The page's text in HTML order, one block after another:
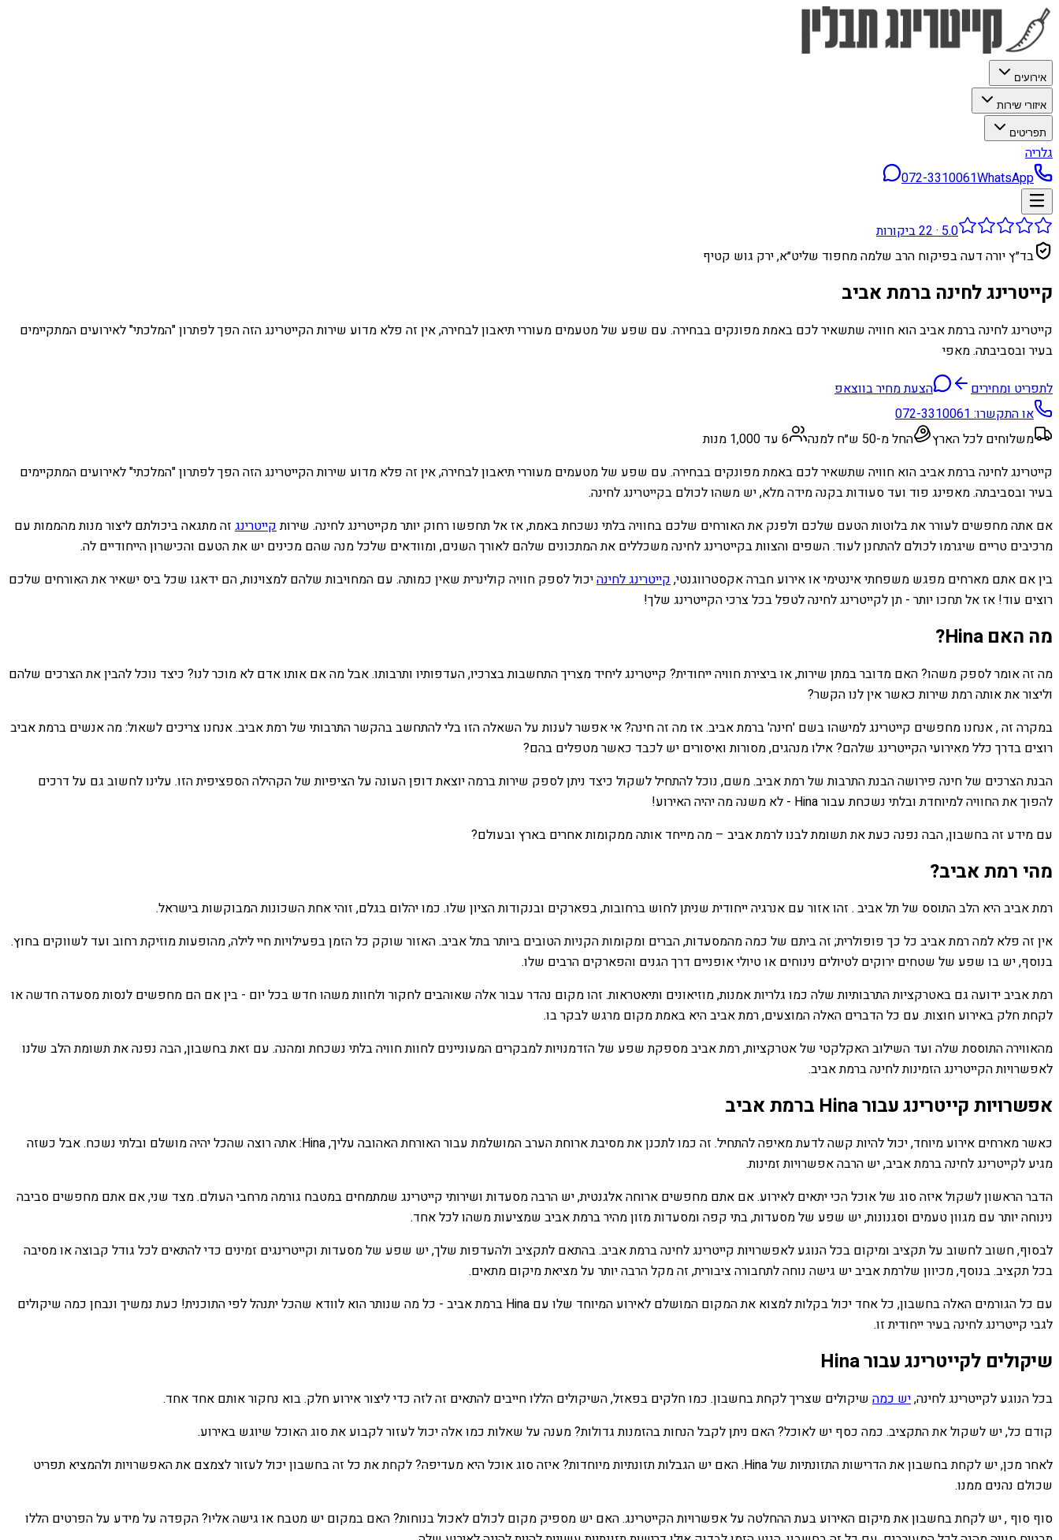
אירועים
איזורי שירות
תפריטים
גלריה
072-3310061WhatsApp
5.0
·
22ביקורות
בד״ץ יורה דעה בפיקוח הרב שלמה מחפוד שליט״א, ירק גוש קטיף
קייטרינג לחינה ברמת אביב
קייטרינג לחינה ברמת אביב הוא חוויה שתשאיר לכם באמת מפונקים בבחירה. עם שפע של מטעמים מעוררי תיאבון לבחירה, אין זה פלא מדוע שירות הקייטרינג הזה הפך לפתרון "המלכתי" לאירועים המתקיימים
בעיר ובסביבתה. מאפי
לתפריט ומחירים
הצעת מחיר בווצאפ
או התקשרו:072-3310061
משלוחים לכל הארץ
החל מ-50 ש״ח למנה
6 עד 1,000 מנות
קייטרינג לחינה ברמת אביב הוא חוויה שתשאיר לכם באמת מפונקים בבחירה. עם שפע של מטעמים מעוררי תיאבון לבחירה, אין זה פלא מדוע שירות הקייטרינג הזה הפך לפתרון "המלכתי" לאירועים המתקיימים
בעיר ובסביבתה. מאפינג פוד ועד סעודות בקנה מידה מלא, יש משהו לכולם בקייטרינג לחינה.
אם אתה מחפשים לעורר את בלוטות הטעם שלכם ולפנק את האורחים שלכם בחוויה בלתי נשכחת באמת, אז אל תחפשו רחוק יותר מקייטרינג לחינה. שירותקייטרינג זה מתגאה ביכולתם ליצור מנות מהממות עם
מרכיבים טריים שיגרמו לכולם להתחנן לעוד. השפים והצוות בקייטרינג לחינה משכללים את המתכונים שלהם לאורך השנים, ומוודאים שלכל מנה שהם מכינים יש את הטעם והכישרון הייחודיים לה.
בין אם אתם מארחים מפגש משפחתי אינטימי או אירוע חברה אקסטרווגנטי,קייטרינג לחינהיכול לספק חוויה קולינרית שאין כמותה. עם המחויבות שלהם למצוינות, הם ידאגו שכל ביס ישאיר את האורחים שלכם
רוצים עוד! אז אל תחכו יותר - תן לקייטרינג לחינה לטפל בכל צרכי הקייטרינג שלך!
מה האם Hina?
מה זה אומר לספק משהו? האם מדובר במתן שירות, או ביצירת חוויה ייחודית? קייטרינג ליחיד מצריך התחשבות בצרכיו, העדפותיו ותרבותו. אבל מה אם אותו אדם לא מוכר לנו? כיצד נוכל להבין את הצרכים שלהם
וליצור את אותה רמת שירות כאשר אין לנו הקשר?
במקרה זה , אנחנו מחפשים קייטרינג למישהו בשם 'חינה' ברמת אביב. אז מה זה חינה? אי אפשר לענות על השאלה הזו בלי להתחשב בהקשר התרבותי של רמת אביב. אנחנו צריכים לשאול: מה אנשים ברמת אביב
רוצים בדרך כלל מאירועי הקייטרינג שלהם? אילו מנהגים, מסורות ואיסורים יש לכבד כאשר מטפלים בהם?
הבנת הצרכים של חינה פירושה הבנת התרבות של רמת אביב. משם, נוכל להתחיל לשקול כיצד ניתן לספק שירות ברמה יוצאת דופן העונה על הציפיות של הקהילה הספציפית הזו. עלינו לחשוב גם על דרכים
להפוך את החוויה למיוחדת ובלתי נשכחת עבור Hina - לא משנה מה יהיה האירוע!
עם מידע זה בחשבון, הבה נפנה כעת את תשומת לבנו לרמת אביב – מה מייחד אותה ממקומות אחרים בארץ ובעולם?
מהי רמת אביב?
רמת אביב היא הלב התוסס של תל אביב . זהו אזור עם אנרגיה ייחודית שניתן לחוש ברחובות, בפארקים ובנקודות הציון שלו. כמו יהלום בגלם, זוהי אחת השכונות המבוקשות בישראל.
אין זה פלא למה רמת אביב כל כך פופולרית; זה ביתם של כמה מהמסעדות, הברים ומקומות הקניות הטובים ביותר בתל אביב. האזור שוקק כל הזמן בפעילויות חיי לילה, מהופעות מוזיקת רחוב ועד לשווקים בחוץ.
בנוסף, יש בו שפע של שטחים ירוקים לטיולים נינוחים או טיולי אופניים דרך הגנים והפארקים הרבים שלו.
רמת אביב ידועה גם באטרקציות התרבותיות שלה כמו גלריות אמנות, מוזיאונים ותיאטראות. זהו מקום נהדר עבור אלה שאוהבים לחקור ולחוות משהו חדש בכל יום - בין אם הם מחפשים לנסות מסעדה חדשה או
לקחת חלק באירוע חוצות. עם כל הדברים האלה המוצעים, רמת אביב היא באמת מקום מרגש לבקר בו.
מהאווירה התוססת שלה ועד השילוב האקלקטי של אטרקציות, רמת אביב מספקת שפע של הזדמנויות למבקרים המעוניינים לחוות חוויה בלתי נשכחת ומהנה. עם זאת בחשבון, הבה נפנה את תשומת הלב שלנו
לאפשרויות הקייטרינג הזמינות לחינה ברמת אביב.
אפשרויות קייטרינג עבור Hina ברמת אביב
כאשר מארחים אירוע מיוחד, יכול להיות קשה לדעת מאיפה להתחיל. זה כמו לתכנן את מסיבת ארוחת הערב המושלמת עבור האורחת האהובה עליך, Hina: אתה רוצה שהכל יהיה מושלם ובלתי נשכח. אבל כשזה
מגיע לקייטרינג לחינה ברמת אביב, יש הרבה אפשרויות זמינות.
הדבר הראשון לשקול איזה סוג של אוכל הכי יתאים לאירוע. אם אתם מחפשים ארוחה אלגנטית, יש הרבה מסעדות ושירותי קייטרינג שמתמחים במטבח גורמה מרחבי העולם. מצד שני, אם אתם מחפשים סביבה
נינוחה יותר עם מגוון טעמים וסגנונות, יש שפע של מסעדות, בתי קפה ומסעדות מזון מהיר ברמת אביב שמציעות משהו לכל אחד.
לבסוף, חשוב לחשוב על תקציב ומיקום בכל הנוגע לאפשרויות קייטרינג לחינה ברמת אביב. בהתאם לתקציב ולהעדפות שלך, יש שפע של מסעדות וקייטרינגים זמינים כדי להתאים לכל גודל קבוצה או מסיבה
בכל תקציב. בנוסף, מכיוון שלרמת אביב יש גישה נוחה לתחבורה ציבורית, זה מקל הרבה יותר על מציאת מיקום מתאים.
עם כל הגורמים האלה בחשבון, כל אחד יכול בקלות למצוא את המקום המושלם לאירוע המיוחד שלו עם Hina ברמת אביב - כל מה שנותר הוא לוודא שהכל יתנהל לפי התוכנית! כעת נמשיך ונבחן כמה שיקולים
לגבי קייטרינג לחינה בעיר ייחודית זו.
שיקולים לקייטרינג עבור Hina
בכל הנוגע לקייטרינג לחינה,יש כמה שיקולים שצריך לקחת בחשבון. כמו חלקים בפאזל, השיקולים הללו חייבים להתאים זה לזה כדי ליצור אירוע חלק. בוא נחקור אותם אחד אחד.
קודם כל, יש לשקול את התקציב. כמה כסף יש לאוכל? האם ניתן לקבל הנחות בהזמנות גדולות? מענה על שאלות כמו אלה יכול לעזור לקבוע את סוג האוכל שיוגש באירוע.
לאחר מכן, יש לקחת בחשבון את הדרישות התזונתיות של Hina. האם יש הגבלות תזונתיות מיוחדות? איזה סוג אוכל היא מעדיפה? לקחת את כל זה בחשבון יכול לעזור לצמצם את האפשרויות ולהמציא תפריט
שכולם נהנים ממנו.
סוף סוף , יש לקחת בחשבון את מיקום האירוע בעת ההחלטה על אפשרויות הקייטרינג. האם יש מספיק מקום לכולם לאכול בנוחות? האם במקום יש מטבח או גישה אליו? הקפדה על מידע על הפרטים הללו